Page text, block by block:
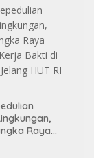
Raya